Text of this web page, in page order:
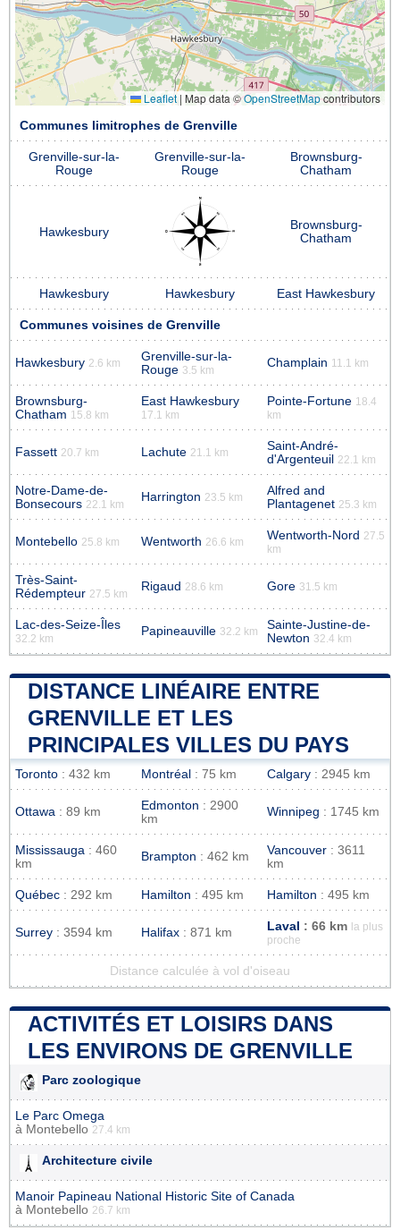
Leaflet | Map data ©OpenStreetMapcontributors
Communes limitrophes de Grenville
Grenville-sur-la-
Rouge
Grenville-sur-la-
Rouge
Brownsburg-
Chatham
Hawkesbury
Brownsburg-
Chatham
Hawkesbury Hawkesbury East Hawkesbury
Communes voisines de Grenville
Hawkesbury 2.6 km
Grenville-sur-la-
Rouge 3.5 km
Champlain 11.1 km
Brownsburg-
Chatham 15.8 km
East Hawkesbury
17.1 km
Pointe-Fortune 18.4
km
Fassett 20.7 km Lachute 21.1 km
Saint-André-
d'Argenteuil 22.1 km
Notre-Dame-de-
Bonsecours 22.1 km
Harrington 23.5 km
Alfred and
Plantagenet 25.3 km
Montebello 25.8 km Wentworth 26.6 km Wentworth-Nord 27.5
km
Très-Saint-
Rédempteur 27.5 km
Rigaud 28.6 km Gore 31.5 km
Lac-des-Seize-Îles
32.2 km
Papineauville 32.2 km
Sainte-Justine-de-
Newton 32.4 km
DISTANCE LINÉAIRE ENTRE
GRENVILLE ET LES
PRINCIPALES VILLES DU PAYS
Toronto : 432 km Montréal : 75 km Calgary : 2945 km
Ottawa : 89 km Edmonton : 2900
km
Winnipeg : 1745 km
Mississauga : 460
km
Brampton : 462 km Vancouver : 3611
km
Québec : 292 km Hamilton : 495 km Hamilton : 495 km
Surrey : 3594 km Halifax : 871 km Laval : 66 km
la plus
proche
Distance calculée à vol d'oiseau
ACTIVITÉS ET LOISIRS DANS
LES ENVIRONS DE GRENVILLE
Parc zoologique
Le Parc Omega
à Montebello 27.4 km
Architecture civile
Manoir Papineau National Historic Site of Canada
à Montebello 26.7 km